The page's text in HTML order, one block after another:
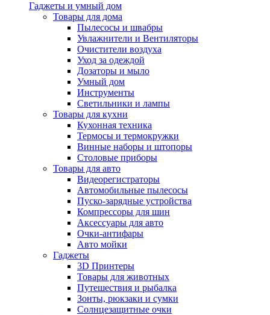
Гаджеты и умный дом
Товары для дома
Пылесосы и швабры
Увлажнители и Вентиляторы
Очистители воздуха
Уход за одеждой
Дозаторы и мыло
Умный дом
Инструменты
Светильники и лампы
Товары для кухни
Кухонная техника
Термосы и термокружки
Винные наборы и штопоры
Столовые приборы
Товары для авто
Видеорегистраторы
Автомобильные пылесосы
Пуско-зарядные устройства
Компрессоры для шин
Аксессуары для авто
Очки-антифары
Авто мойки
Гаджеты
3D Принтеры
Товары для животных
Путешествия и рыбалка
Зонты, рюкзаки и сумки
Солнцезащитные очки